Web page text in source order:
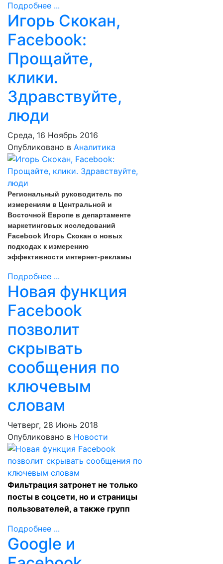
Подробнее ...
Игорь Скокан,
Facebook:
Прощайте,
клики.
Здравствуйте,
люди
Среда, 16 Ноябрь 2016
Опубликовано в Аналитика
Региональный руководитель по
измерениям в Центральной и
Восточной Европе в департаменте
маркетинговых исследований
Facebook Игорь Скокан о новых
подходах к измерению
эффективности интернет-рекламы
Подробнее ...
Новая функция
Facebook
позволит
скрывать
сообщения по
ключевым
словам
Четверг, 28 Июнь 2018
Опубликовано в Новости
Фильтрация затронет не только
посты в соцсети, но и страницы
пользователей, а также групп
Подробнее ...
Google и